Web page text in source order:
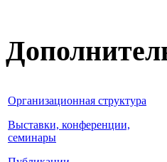
Организационная структура
Выставки, конференции,
семинары